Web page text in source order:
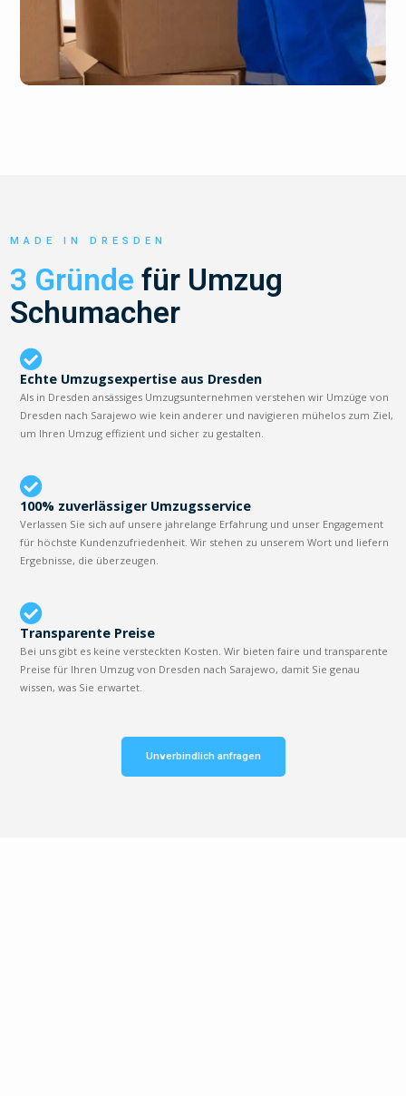
MADE IN DRESDEN
3 Gründe für Umzug
Schumacher
Echte Umzugsexpertise aus Dresden
Als in Dresden ansässiges Umzugsunternehmen verstehen wir Umzüge von
Dresden nach Sarajewo wie kein anderer und navigieren mühelos zum Ziel,
um Ihren Umzug effizient und sicher zu gestalten.
100% zuverlässiger Umzugsservice
Verlassen Sie sich auf unsere jahrelange Erfahrung und unser Engagement
für höchste Kundenzufriedenheit. Wir stehen zu unserem Wort und liefern
Ergebnisse, die überzeugen.
Transparente Preise
Bei uns gibt es keine versteckten Kosten. Wir bieten faire und transparente
Preise für Ihren Umzug von Dresden nach Sarajewo, damit Sie genau
wissen, was Sie erwartet.
Unverbindlich anfragen